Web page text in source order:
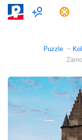
Multiplayer
Puzzle